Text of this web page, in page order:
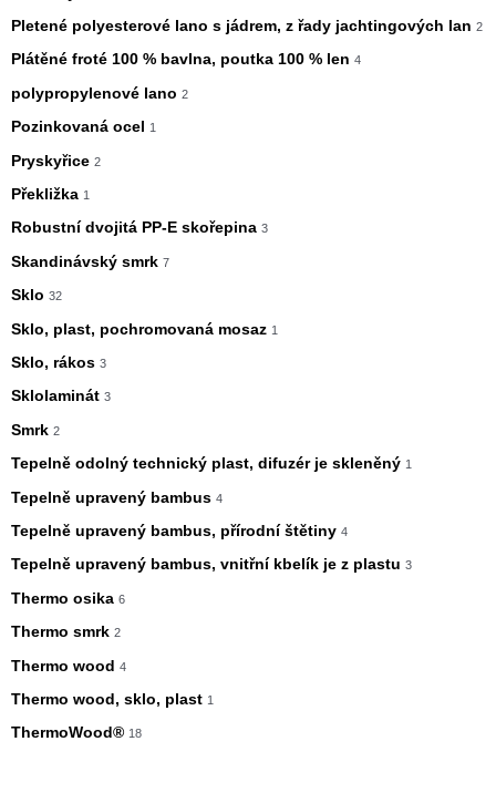
Pletené polyesterové lano s jádrem, z řady jachtingových lan 2
Plátěné froté 100 % bavlna, poutka 100 % len 4
polypropylenové lano 2
Pozinkovaná ocel 1
Pryskyřice 2
Překližka 1
Robustní dvojitá PP-E skořepina 3
Skandinávský smrk 7
Sklo 32
Sklo, plast, pochromovaná mosaz 1
Sklo, rákos 3
Sklolaminát 3
Smrk 2
Tepelně odolný technický plast, difuzér je skleněný 1
Tepelně upravený bambus 4
Tepelně upravený bambus, přírodní štětiny 4
Tepelně upravený bambus, vnitřní kbelík je z plastu 3
Thermo osika 6
Thermo smrk 2
Thermo wood 4
Thermo wood, sklo, plast 1
ThermoWood® 18